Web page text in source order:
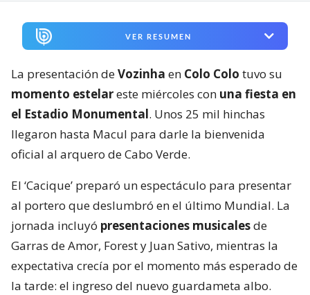
VER RESUMEN
La presentación deVozinha en Colo Colo tuvo su
momento estelareste miércoles con una fiesta en
el Estadio Monumental. Unos 25 mil hinchas
llegaron hasta Macul para darle la bienvenida
oficial al arquero de Cabo Verde.
El ‘Cacique’ preparó un espectáculo para presentar
al portero que deslumbró en el último Mundial. La
jornada incluyó presentaciones musicalesde
Garras de Amor, Forest y Juan Sativo, mientras la
expectativa crecía por el momento más esperado de
la tarde: el ingreso del nuevo guardameta albo.